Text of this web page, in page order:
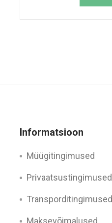
Informatsioon
Müügitingimused
Privaatsustingimused
Transporditingimused
Maksevõimalused